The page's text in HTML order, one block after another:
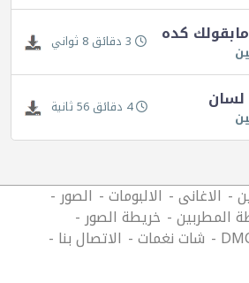
كده 3 دقائق 8 ثواني
لسان 4 دقائق 56 ثانية
الاغانى الالبومات الصور
المطربين خريطة الصور
شات نغمات الاتصال بنا